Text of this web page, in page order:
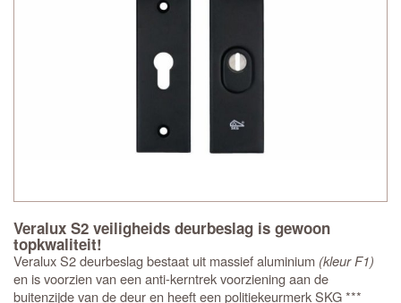
Veralux S2 veiligheids deurbeslag is gewoon
topkwaliteit!
Veralux S2 deurbeslag bestaat uit massief aluminium (kleur F1)
en is voorzien van een anti-kerntrek voorziening aan de
buitenzijde van de deur en heeft een politiekeurmerk SKG ***